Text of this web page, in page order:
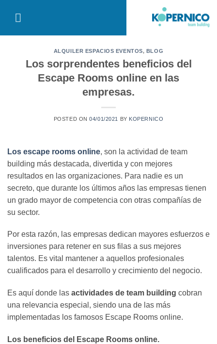
ALQUILER ESPACIOS EVENTOS, BLOG
Los sorprendentes beneficios del
Escape Rooms online en las
empresas.
POSTED ON04/01/2021 BY KOPERNICO
Los escape rooms online, son la actividad de team
building más destacada, divertida y con mejores
resultados en las organizaciones. Para nadie es un
secreto, que durante los últimos años las empresas tienen
un grado mayor de competencia con otras compañías de
su sector.
Por esta razón, las empresas dedican mayores esfuerzos e
inversiones para retener en sus filas a sus mejores
talentos. Es vital mantener a aquellos profesionales
cualificados para el desarrollo y crecimiento del negocio.
Es aquí donde las actividades de team building cobran
una relevancia especial, siendo una de las más
implementadas los famosos Escape Rooms online.
Los beneficios del Escape Rooms online.